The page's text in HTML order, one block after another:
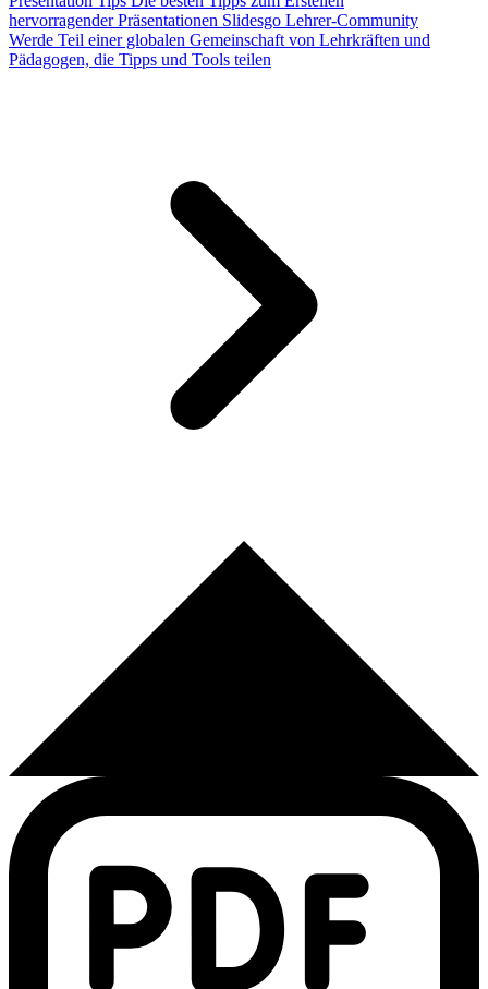
hervorragender Präsentationen Slidesgo Lehrer-Community
Werde Teil einer globalen Gemeinschaft von Lehrkräften und
Pädagogen, die Tipps und Tools teilen